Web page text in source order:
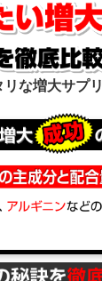
な増大サプリ